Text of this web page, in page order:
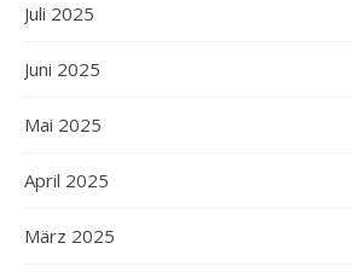
Juli 2025
Juni 2025
Mai 2025
April 2025
März 2025